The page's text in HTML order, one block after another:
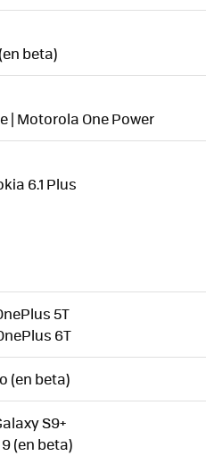
beta)
| Motorola One Power
6.1 Plus
5T
6T
(en beta)
S9+
(en beta)